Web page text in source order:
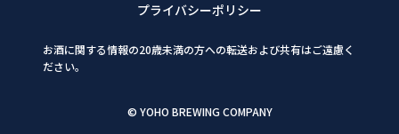
プライバシーポリシー
お酒に関する情報の20歳未満の方への転送および共有はご遠慮く
ださい。
© YOHO BREWING COMPANY